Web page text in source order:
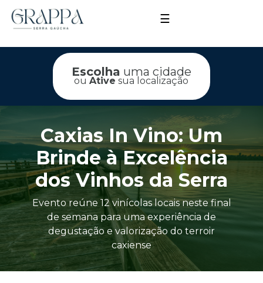
☰
Escolha uma cidade
ouAtive sua localização
Caxias In Vino: Um
Brinde à Excelência
dos Vinhos da Serra
Evento reúne 12 vinícolas locais neste final
de semana para uma experiência de
degustação e valorização do terroir
caxiense